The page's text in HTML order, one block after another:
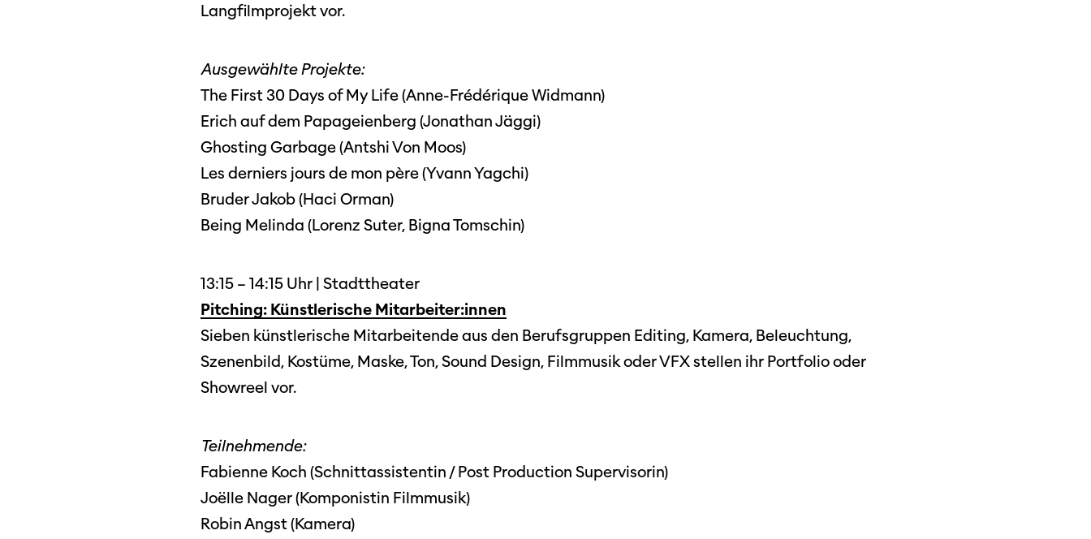
verwenden Sie einen anderen Browser.
Preise und Jurys
Partner:innen
Filmschaffende
Filmanmeldung
Untertitelungsfonds
Login
Das Industry-
Angebot
Ausschreibungen
Aktuell
Magazin
Unterstützen
Nachhaltigkeit
Langfilmprojekt vor.
Ausgewählte Projekte:
The First 30 Days of My Life (Anne-Frédérique Widmann)
Erich auf dem Papageienberg (Jonathan Jäggi)
Ghosting Garbage (Antshi Von Moos)
Les derniers jours de mon père (Yvann Yagchi)
Bruder Jakob (Haci Orman)
Being Melinda (Lorenz Suter, Bigna Tomschin)
13:15 – 14:15 Uhr | Stadttheater
Pitching: Künstlerische Mitarbeiter:innen
Sieben künstlerische Mitarbeitende aus den Berufsgruppen Editing, Kamera, Beleuchtung,
Szenenbild, Kostüme, Maske, Ton, Sound Design, Filmmusik oder VFX stellen ihr Portfolio oder
Showreel vor.
Teilnehmende:
Fabienne Koch (Schnittassistentin / Post Production Supervisorin)
Joëlle Nager (Komponistin Filmmusik)
Robin Angst (Kamera)